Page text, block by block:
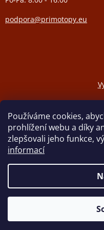
Používáme cookies,
prohlížení webu a díky
zlepšovali jeho funkce,
informací
podpora@primotopy.eu
Copyright 2026